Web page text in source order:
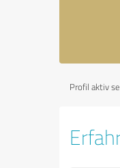
Profil aktiv